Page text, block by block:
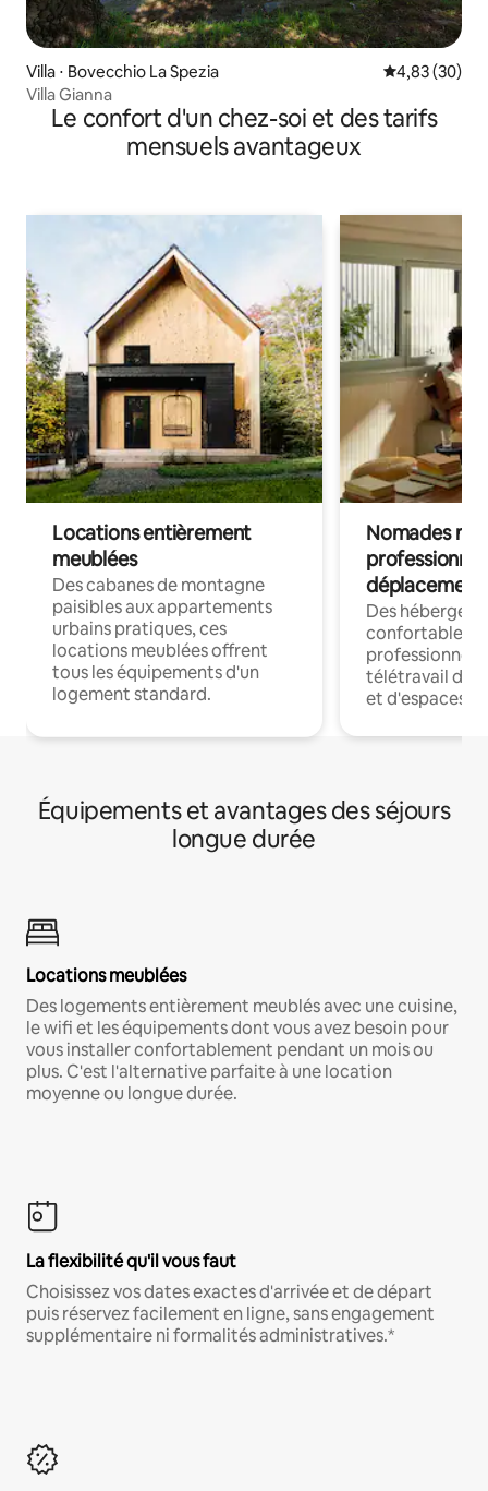
Villa ⋅ Bovecchio La Spezia Évaluation
4,83 (30)
Villa Gianna
Le confort d'un chez-soi et des tarifs
mensuels avantageux
Locations entièrement
meublées
Des cabanes de montagne
paisibles aux appartements
urbains pratiques, ces
locations meublées offrent
tous les équipements d'un
logement standard.
Nomades
déplacement
Des
confortables
professionnels
télétravail
et d'espaces
Équipements et avantages des séjours
longue durée
Locations meublées
Des logements entièrement meublés avec une cuisine,
le wifi et les équipements dont vous avez besoin pour
vous installer confortablement pendant un mois ou
plus. C'est l'alternative parfaite à une location
moyenne ou longue durée.
La flexibilité qu'il vous faut
Choisissez vos dates exactes d'arrivée et de départ
puis réservez facilement en ligne, sans engagement
supplémentaire ni formalités administratives.*